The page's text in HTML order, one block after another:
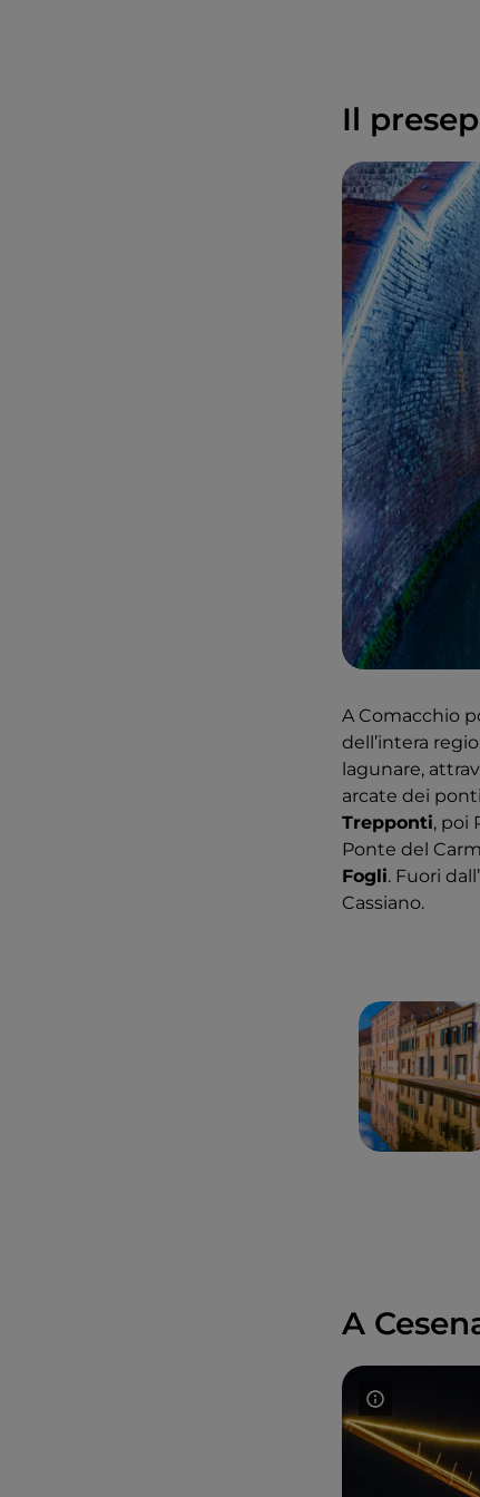
Il
A Comacchio
dell’intera
lagunare,
arcate dei
Trepponti, poi
Ponte del
Fogli. Fuori
Cassiano.
A